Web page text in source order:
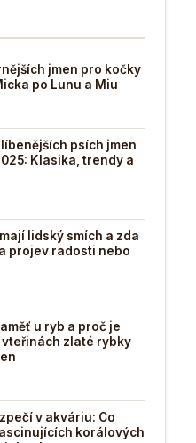
jmen pro kočky
po Lunu a Miu
psích jmen
Klasika, trendy a
lidský smích a zda
projev radosti nebo
u ryb a proč je
vteřinách zlaté rybky
v akváriu: Co
korálových